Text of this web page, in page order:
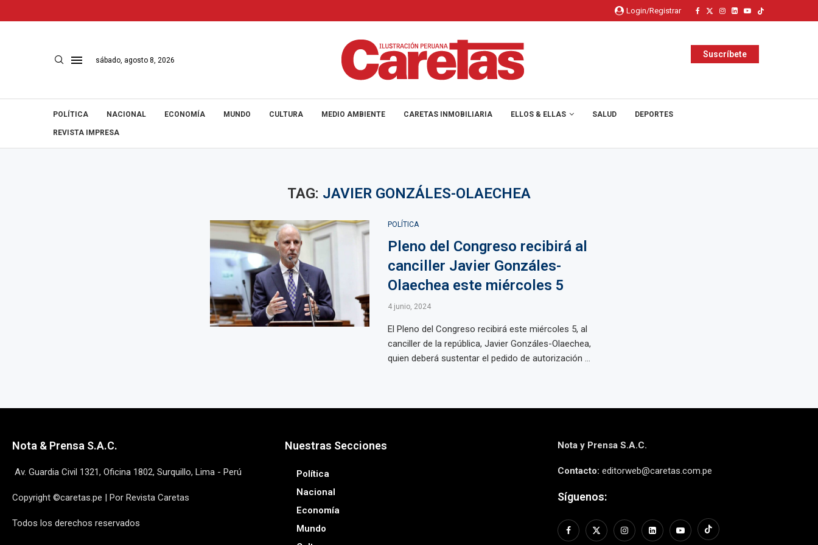
Login/Registrar
sábado, agosto 8, 2026
Suscríbete
POLÍTICA NACIONAL ECONOMÍA MUNDO CULTURA MEDIO AMBIENTE CARETAS INMOBILIARIA ELLOS & ELLAS SALUD DEPORTES
REVISTA IMPRESA
TAG: JAVIER GONZÁLES-OLAECHEA
POLÍTICA
Pleno del Congreso recibirá al
canciller Javier Gonzáles-
Olaechea este miércoles 5
4 junio, 2024
El Pleno del Congreso recibirá este miércoles 5, al
canciller de la república, Javier Gonzáles-Olaechea,
quien deberá sustentar el pedido de autorización ...
Nota & Prensa S.A.C.
Av. Guardia Civil 1321, Oficina 1802, Surquillo, Lima - Perú
Copyright ©caretas.pe | Por Revista Caretas
Todos los derechos reservados
Nuestras Secciones
Política
Nacional
Economía
Mundo
Nota y Prensa S.A.C.
Contacto: editorweb@caretas.com.pe
Síguenos: